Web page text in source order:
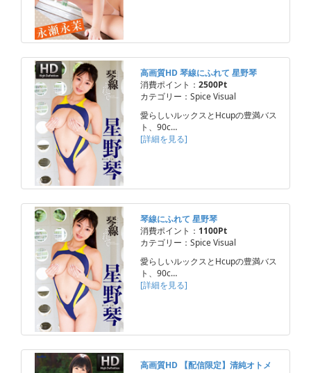
高画質HD 琴線にふれて 星野琴
消費ポイント： 2500Pt
カテゴリー：Spice Visual
愛らしいルックスとHcupの豊満バス
ト、90c…
[詳細を見る]
琴線にふれて 星野琴
消費ポイント： 1100Pt
カテゴリー：Spice Visual
愛らしいルックスとHcupの豊満バス
ト、90c…
[詳細を見る]
高画質HD 【配信限定】清純オトメ